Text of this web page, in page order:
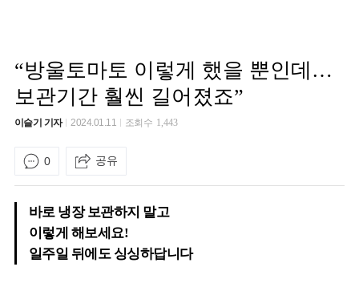
“방울토마토 이렇게 했을 뿐인데…
보관기간 훨씬 길어졌죠”
이슬기 기자 2024.01.11 조회수 1,443
0 공유
바로 냉장 보관하지 말고
이렇게 해보세요!
일주일 뒤에도 싱싱하답니다